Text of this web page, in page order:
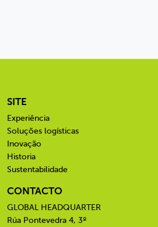
SITE
Experiência
Soluções logísticas
Inovação
Historia
Sustentabilidade
CONTACTO
GLOBAL HEADQUARTER
Rúa Pontevedra 4, 3º